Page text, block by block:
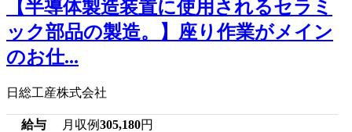
【半導体製造装置に使用されるセラミ
ック部品の製造。】座り作業がメイン
のお仕...
日総工産株式会社
給与 月収例305,180円